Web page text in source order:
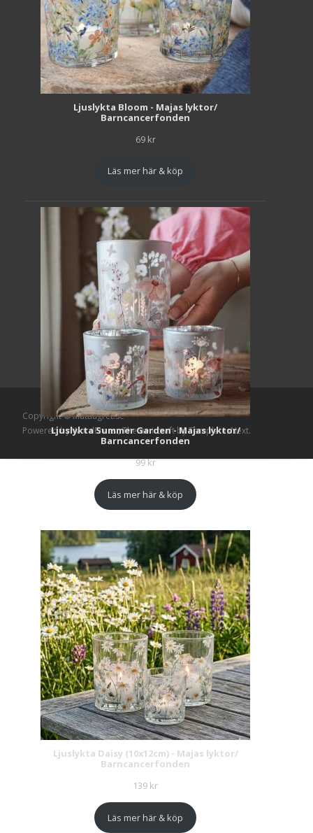
Ljuslykta Bloom - Majas lyktor/
Barncancerfonden
69 kr
Läs mer här & köp
Ljuslykta Summer Garden - Majas lyktor/
Barncancerfonden
99kr
Läs mer här & köp
Ljuslykta Daisy (10x12cm) - Majas lyktor/
Barncancerfonden
139 kr
Läs mer här & köp
Copyright © Mattlagret.se
Powered by WordPress, Themei-craftby TemplatesNext.